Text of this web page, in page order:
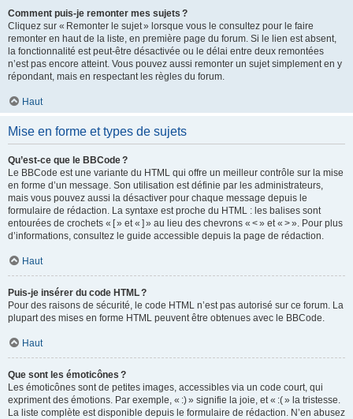
Comment puis-je remonter mes sujets ?
Cliquez sur « Remonter le sujet » lorsque vous le consultez pour le faire
remonter en haut de la liste, en première page du forum. Si le lien est absent,
la fonctionnalité est peut-être désactivée ou le délai entre deux remontées
n’est pas encore atteint. Vous pouvez aussi remonter un sujet simplement en y
répondant, mais en respectant les règles du forum.
Haut
Mise en forme et types de sujets
Qu’est-ce que le BBCode ?
Le BBCode est une variante du HTML qui offre un meilleur contrôle sur la mise
en forme d’un message. Son utilisation est définie par les administrateurs,
mais vous pouvez aussi la désactiver pour chaque message depuis le
formulaire de rédaction. La syntaxe est proche du HTML : les balises sont
entourées de crochets « [ » et « ] » au lieu des chevrons « < » et « > ». Pour plus
d’informations, consultez le guide accessible depuis la page de rédaction.
Haut
Puis-je insérer du code HTML ?
Pour des raisons de sécurité, le code HTML n’est pas autorisé sur ce forum. La
plupart des mises en forme HTML peuvent être obtenues avec le BBCode.
Haut
Que sont les émoticônes ?
Les émoticônes sont de petites images, accessibles via un code court, qui
expriment des émotions. Par exemple, « :) » signifie la joie, et « :( » la tristesse.
La liste complète est disponible depuis le formulaire de rédaction. N’en abusez